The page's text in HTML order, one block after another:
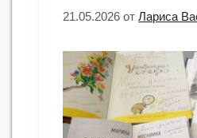
21.05.2026 отЛариса